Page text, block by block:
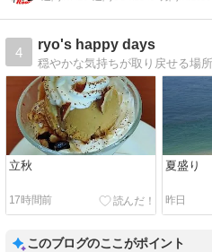
4
ryo's happy days
立秋
17時間前
夏盛り
昨日
このブログのここがポイント